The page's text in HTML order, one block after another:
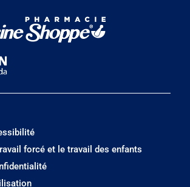
forcé et le travail des enfants